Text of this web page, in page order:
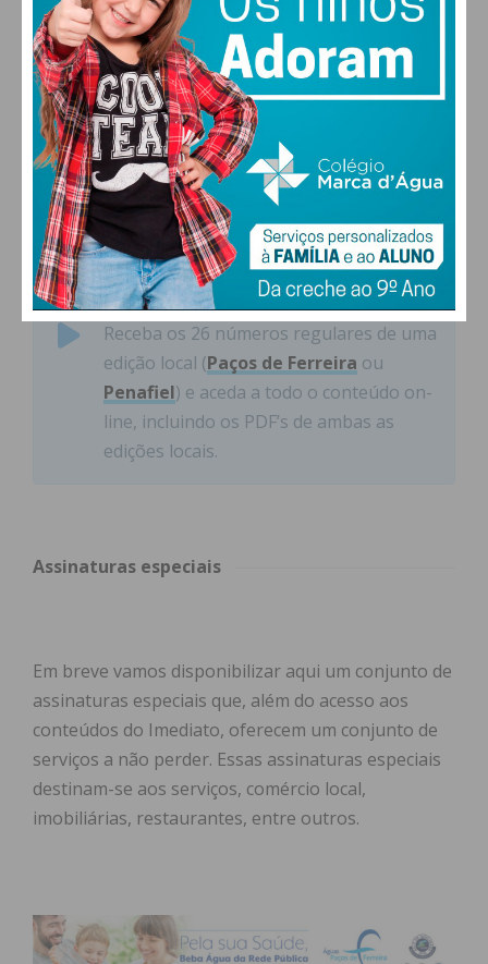
impressas do jornal Imediato.
Classificadosgrátis.
Assinatura anual Total
Corresponde à assinatura anual da
edição impressa e da assinatura digital.
Receba os 26 números regulares de uma
edição local (Paços de Ferreira ou
Penafiel) e aceda a todo o conteúdo on-
line, incluindo os PDF’s de ambas as
edições locais.
Assinaturas especiais
Em breve vamos disponibilizar aqui um conjunto de
assinaturas especiais que, além do acesso aos
conteúdos do Imediato, oferecem um conjunto de
serviços a não perder. Essas assinaturas especiais
destinam-se aos serviços, comércio local,
imobiliárias, restaurantes, entre outros.